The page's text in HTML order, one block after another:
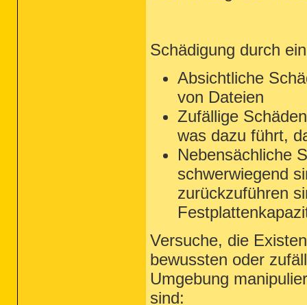
Schädigung durch
Absichtliche
von Dateien
Zufällige
was dazu führt,
Nebensächliche
schwerwiegend
zurückzuführen
Versuche, die
bewussten oder
Umgebung
sind: